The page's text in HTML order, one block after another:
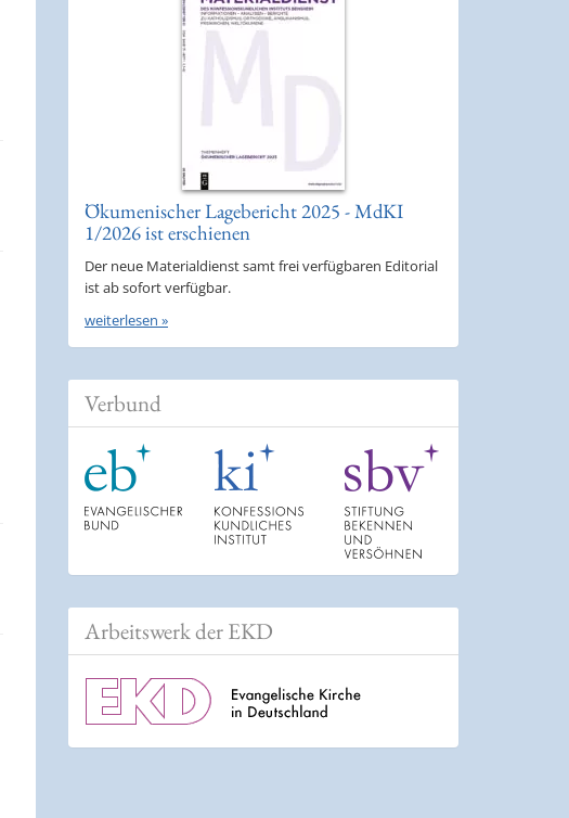
Ökumenischer Lagebericht 2025 - MdKI
1/2026 ist erschienen
Der neue Materialdienst samt frei verfügbaren Editorial
ist ab sofort verfügbar.
weiterlesen »
Verbund
Arbeitswerk der EKD